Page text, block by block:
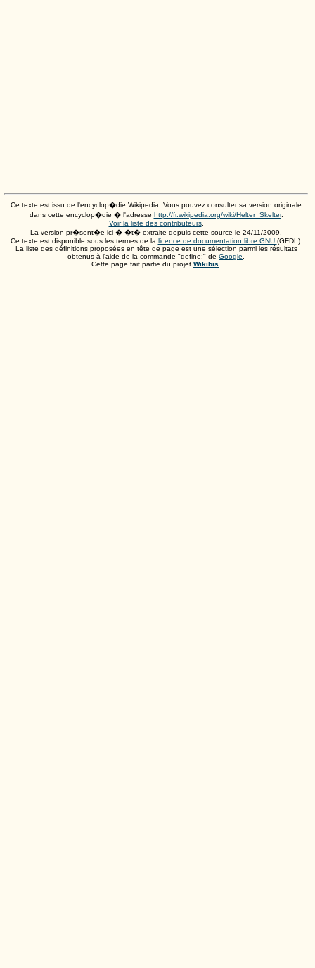
Ce texte est issu de l'encyclop�die Wikipedia. Vous pouvez consulter sa version originale
dans cette encyclop�die � l'adresse http://fr.wikipedia.org/wiki/Helter_Skelter.
Voir la liste des contributeurs.
La version pr�sent�e ici � �t� extraite depuis cette source le 24/11/2009.
Ce texte est disponible sous les termes de la licence de documentation libre GNU (GFDL).
La liste des définitions proposées en tête de page est une sélection parmi les résultats
obtenus à l'aide de la commande "define:" de Google.
Cette page fait partie du projet Wikibis.